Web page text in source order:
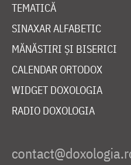
TEMATICĂ
SINAXAR ALFABETIC
MĂNĂSTIRI ȘI BISERICI
CALENDAR ORTODOX
WIDGET DOXOLOGIA
RADIO DOXOLOGIA